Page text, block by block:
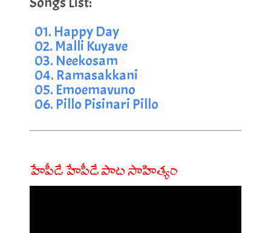
01. Happy Day
02. Malli Kuyave
03. Neekosam
04. Ramasakkani
05. Emoemavuno
06. Pillo Pisinari Pillo
హేపీడే హేపీడే పాట సాహిత్యం